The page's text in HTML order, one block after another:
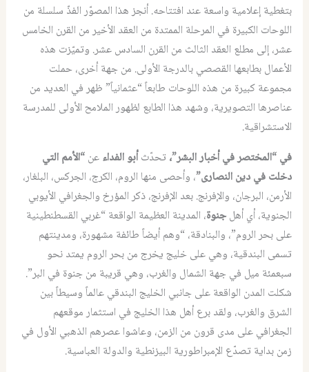
بتغطية إعلامية واسعة عند افتتاحه. أنجز هذا المصوّر الفذّ سلسلة من
اللوحات الكبيرة في المرحلة الممتدة من العقد الأخير من القرن الخامس
عشر، إلى مطلع العقد الثالث من القرن السادس عشر. وتميّزت هذه
الأعمال بطابعها القصصي بالدرجة الأولى. من جهة أخرى، حملت
مجموعة كبيرة من هذه اللوحات طابعاً “عثمانياً” ظهر في العديد من
عناصرها التصويرية، وشهد هذا الطابع لظهور الملامح الأولى للمدرسة
الاستشراقية.
في “المختصر في أخبار البشر”، تحدّثأبو الفداءعن“الأمم التي
دخلت في دين النصارى”، وأحصى منها الروم، الكرج، الجركس، البلغار،
الأرمن، البرجان، والإفرنج. بعد الإفرنج، ذكر المؤرخ والجغرافي الأيوبي
الجنوية، أي أهلجنوة، المدينة العظيمة الواقعة “غربي القسطنطينية
على بحر الروم”، والبنادقة، “وهم أيضاً طائفة مشهورة، ومدينتهم
تسمى البندقية، وهي على خليج يخرج من بحر الروم يمتد نحو
سبعمئة ميل في جهة الشمال والغرب، وهي قريبة من جنوة في البر”.
شكلت المدن الواقعة على جانبي الخليج البندقي عالماً وسيطاً بين
الشرق والغرب، ولقد برع أهل هذا الخليج في استثمار موقعهم
الجغرافي على مدى قرون من الزمن، وعاشوا عصرهم الذهبي الأول في
زمن بداية تصدّع الإمبراطورية البيزنطية والدولة العباسية.